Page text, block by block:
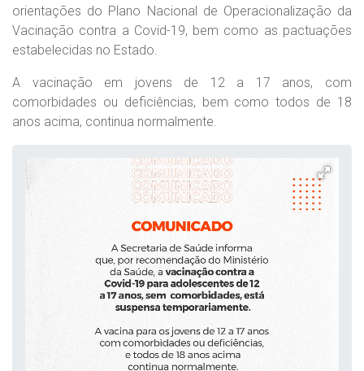
orientações do Plano Nacional de Operacionalização da
Vacinação contra a Covid-19, bem como as pactuações
estabelecidas no Estado.
A vacinação em jovens de 12 a 17 anos, com
comorbidades ou deficiências, bem como todos de 18
anos acima, continua normalmente.